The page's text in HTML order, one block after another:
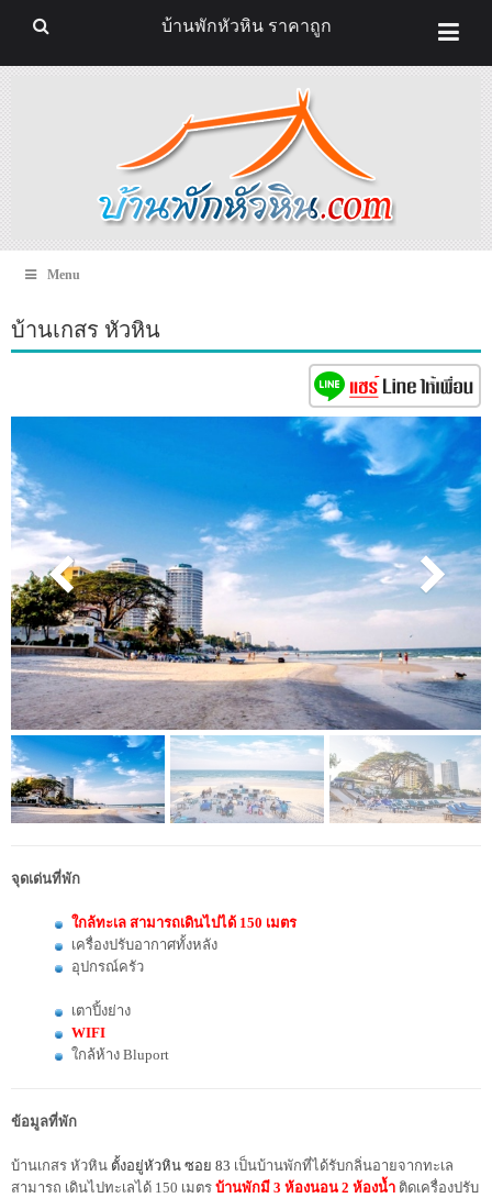
Menu
บ้านเกสร หัวหิน
จุดเด่นที่พัก
ใกล้ทะเล สามารถเดินไปได้ 150 เมตร
เครื่องปรับอากาศทั้งหลัง
อุปกรณ์ครัว
เตาปิ้งย่าง
WIFI
ใกล้ห้าง Bluport
ข้อมูลที่พัก
บ้านเกสร หัวหิน ตั้งอยู่หัวหิน ซอย 83 เป็นบ้านพักที่ได้รับกลิ่นอายจากทะเล
สามารถ เดินไปทะเลได้ 150 เมตร บ้านพักมี 3 ห้องนอน 2 ห้องน้ำ ติดเครื่องปรับ
บ้านพักหัวหิน ราคาถูก